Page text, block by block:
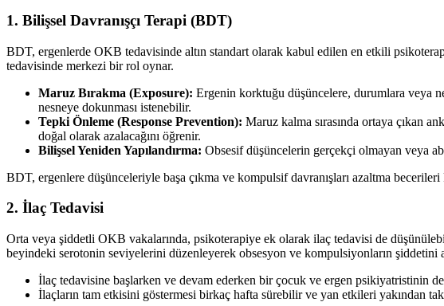
1. Bilişsel Davranışçı Terapi (BDT)
BDT, ergenlerde OKB tedavisinde altın standart olarak kabul edilen en etkili
tedavisinde merkezi bir rol oynar.
Maruz Bırakma (Exposure): Ergenin korktuğu düşüncelere, durumlara veya
nesneye dokunması istenebilir.
Tepki Önleme (Response Prevention): Maruz kalma sırasında ortaya çıkan
doğal olarak azalacağını öğrenir.
Bilişsel Yeniden Yapılandırma: Obsesif düşüncelerin gerçekçi olmayan veya
BDT, ergenlere düşünceleriyle başa çıkma ve kompulsif davranışları azaltma becerileri
2. İlaç Tedavisi
Orta veya şiddetli OKB vakalarında, psikoterapiye ek olarak ilaç tedavisi de
beyindeki serotonin seviyelerini düzenleyerek obsesyon ve kompulsiyonların şiddetini
İlaç tedavisine başlarken ve devam ederken bir çocuk ve ergen psikiyatristinin
İlaçların tam etkisini göstermesi birkaç hafta sürebilir ve yan etkileri yakından